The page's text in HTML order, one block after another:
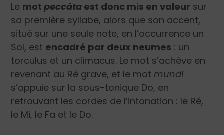
Le motpeccáta est donc mis en valeur sur
sa première syllabe, alors que son accent,
situé sur une seule note, en l’occurrence un
Sol, est encadré par deux neumes : un
torculus et un climacus. Le mot s’achève en
revenant au Ré grave, et le mot mundi
s’appuie sur la sous-tonique Do, en
retrouvant les cordes de l’intonation : le Ré,
le Mi, le Fa et le Do.